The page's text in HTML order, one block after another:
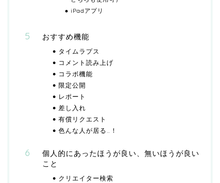
iPadアプリ
おすすめ機能
タイムラプス
コメント読み上げ
コラボ機能
限定公開
レポート
差し入れ
有償リクエスト
色んな人が居る…！
個人的にあったほうが良い、無いほうが良い
こと
クリエイター検索